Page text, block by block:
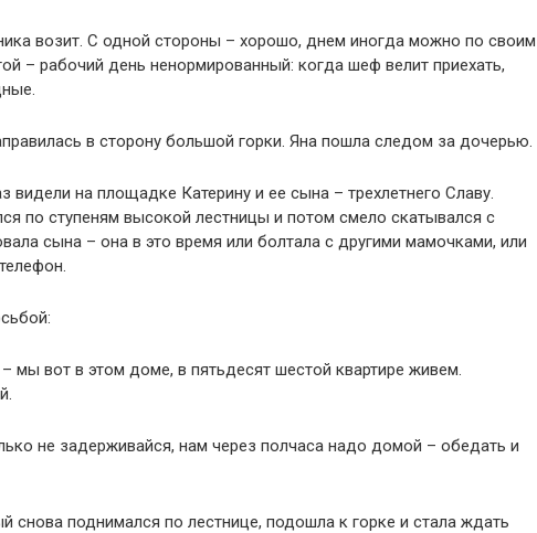
возит. С одной стороны – хорошо, днем иногда можно по своим
– рабочий день ненормированный: когда шеф велит приехать,
в сторону большой горки. Яна пошла следом за дочерью.
видели на площадке Катерину и ее сына – трехлетнего Славу.
по ступеням высокой лестницы и потом смело скатывался с
сына – она в это время или болтала с другими мамочками, или
мы вот в этом доме, в пятьдесят шестой квартире живем.
не задерживайся, нам через полчаса надо домой – обедать и
снова поднимался по лестнице, подошла к горке и стала ждать